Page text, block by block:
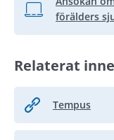
förälders
Länk till annan
Relaterat
Tempus